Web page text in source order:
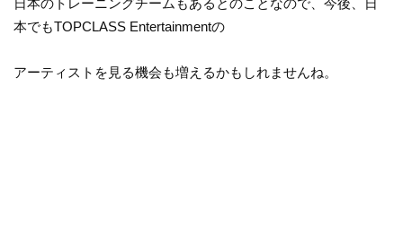
日本のトレーニングチームもあるとのことなので、今後、日
本でもTOPCLASS Entertainmentの
アーティストを見る機会も増えるかもしれませんね。